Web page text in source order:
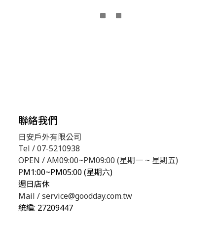
聯絡我們
日安戶外有限公司
Tel / 07-5210938
OPEN / AM09:00~PM09:00 (星期一 ~ 星期五)
PM1:00~PM05:00 (星期六)
週日店休
Mail / service@goodday.com.tw
統編: 27209447